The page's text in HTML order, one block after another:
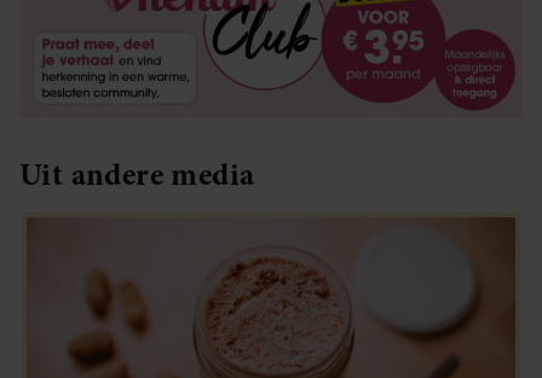
Uit andere media